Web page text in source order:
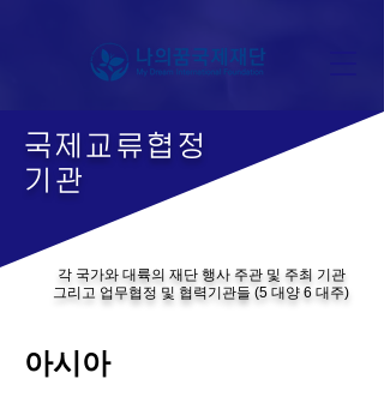
​국제교류협정
기관
각 국가와 대륙의 재단 행사 주관 및 주최 기관
그리고 업무협정 및 협력기관들 (5 대양 6 대주)
아시아